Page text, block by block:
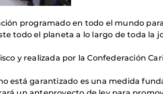
programado en todo el mundo
todo el planeta a lo largo de toda la
y realizada por la Confederación
está garantizado es una medida